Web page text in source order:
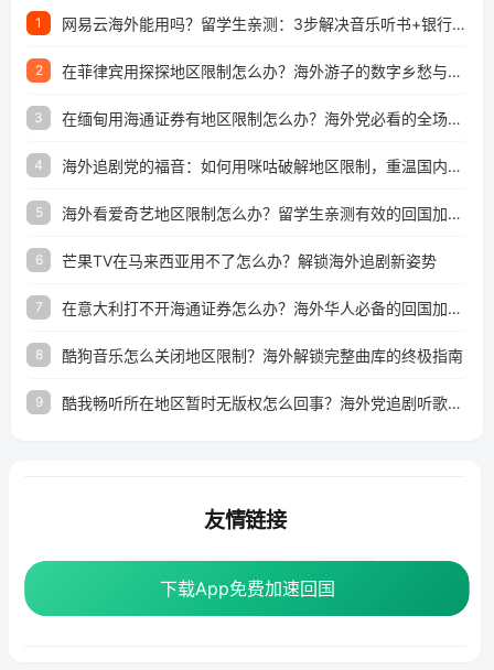
1 网易云海外能用吗？留学生亲测：3步解决音乐听书+银行视频地区限制
2 在菲律宾用探探地区限制怎么办？海外游子的数字乡愁与破局之道
3 在缅甸用海通证券有地区限制怎么办？海外党必看的全场景回国加速指南
4 海外追剧党的福音：如何用咪咕破解地区限制，重温国内精彩
5 海外看爱奇艺地区限制怎么办？留学生亲测有效的回国加速器选择指南
6 芒果TV在马来西亚用不了怎么办？解锁海外追剧新姿势
7 在意大利打不开海通证券怎么办？海外华人必备的回国加速指南（附2026世界杯观赛秘籍）
8 酷狗音乐怎么关闭地区限制？海外解锁完整曲库的终极指南
9 酷我畅听所在地区暂时无版权怎么回事？海外党追剧听歌的破局指南
下载App免费加速回国
下载App免费加速回国
友情链接